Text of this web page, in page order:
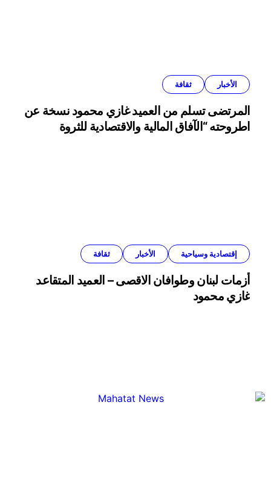
الأخبار ثقافة
المرتضى تسلم من العميد غازي محمود نسخة عن
اطروحته “الآفاق المالية والاقتصادية للثروة
إقتصادية وسياحية الأخبار ثقافة
أزمات لبنان وطوافان الاقصى – العميد المتقاعد
غازي محمود